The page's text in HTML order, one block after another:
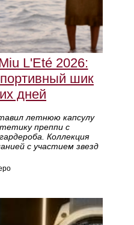
L'Eté 2026:
шик
дней
летнюю капсулу
преппи с
Коллекция
с участием звезд